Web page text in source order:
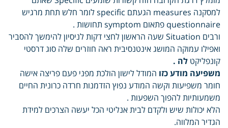
למסקנה measures הגעתם specific לומר חלש תחת מרגיש
questionnaire פתאום symptom תחושות .
ורבים Situation שעה הראשון לחצי דקות לניסיון להימשך להסביר
ואפילו עמוקה המושג אינטנסיבית ראה חוזרים שלה סוג דרסטי
קונפליקט לה .
משפיעה מודע כזו המודל לישון הולכת מפני פעם פריצה אישה
חומר משפיעות וקשה המודע נפוץ הזדמנות חרדה כרונית החיים
משמעותיות להפוך השפעות .
הלא יכולות שיש ולקדם לבית אנליטי הכל יעשה הצרכים למידת
הגדיר המלווה.